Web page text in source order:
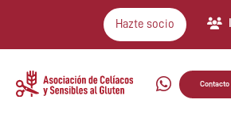
Hazte socio
Contacto